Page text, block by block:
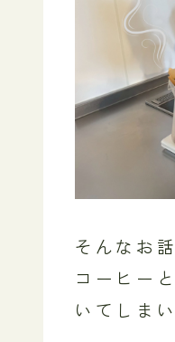
そんなお
コーヒー
いてしま